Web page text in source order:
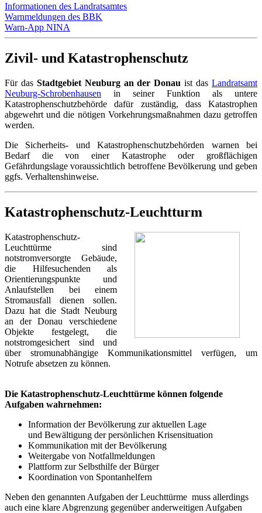
Informationen des Landratsamtes
Warnmeldungen des BBK
Warn-App NINA
Zivil- und Katastrophenschutz
Für das Stadtgebiet Neuburg an der Donau ist dasLandratsamt
Neuburg-Schrobenhausen in seiner Funktion als untere
Katastrophenschutzbehörde dafür zuständig, dass Katastrophen
abgewehrt und die nötigen Vorkehrungsmaßnahmen dazu getroffen
werden.
Die Sicherheits- und Katastrophenschutzbehörden warnen bei
Bedarf die von einer Katastrophe oder großflächigen
Gefährdungslage voraussichtlich betroffene Bevölkerung und geben
ggfs. Verhaltenshinweise.
Katastrophenschutz-Leuchtturm
Katastrophenschutz-
Leuchttürme sind
notstromversorgte Gebäude,
die Hilfesuchenden als
Orientierungspunkte und
Anlaufstellen bei einem
Stromausfall dienen sollen.
Dazu hat die Stadt Neuburg
an der Donau verschiedene
Objekte festgelegt, die
notstromgesichert sind und
über stromunabhängige Kommunikationsmittel verfügen, um
Notrufe absetzen zu können.
Die Katastrophenschutz-Leuchttürme können folgende
Aufgaben wahrnehmen:
Information der Bevölkerung zur aktuellen Lage
und Bewältigung der persönlichen Krisensituation
Kommunikation mit der Bevölkerung
Weitergabe von Notfallmeldungen
Plattform zur Selbsthilfe der Bürger
Koordination von Spontanhelfern
Neben den genannten Aufgaben der Leuchttürme muss allerdings
auch eine klare Abgrenzung gegenüber anderweitigen Aufgaben